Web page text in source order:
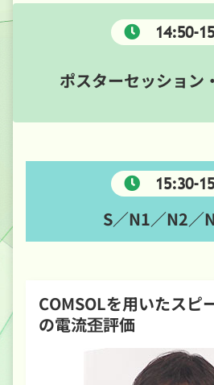
14:50-
ポスターセッション
15:30-
S／N1／N2／
COMSOLを用いたスピ
の電流歪評価